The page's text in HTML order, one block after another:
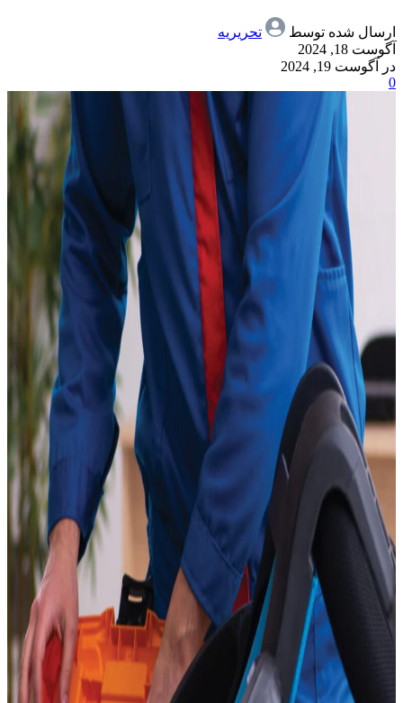
ارسال شده توسط
تحریریه
آگوست 18, 2024
در آگوست 19, 2024
0